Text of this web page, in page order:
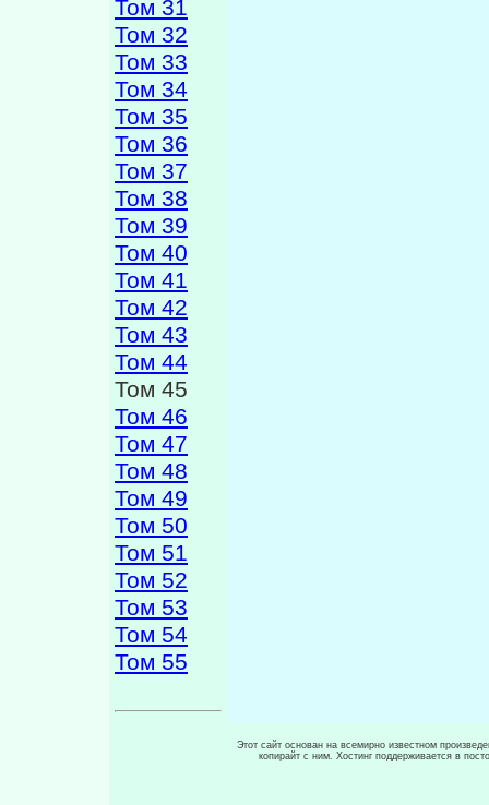
Том 31
Том 32
Том 33
Том 34
Том 35
Том 36
Том 37
Том 38
Том 39
Том 40
Том 41
Том 42
Том 43
Том 44
Том 45
Том 46
Том 47
Том 48
Том 49
Том 50
Том 51
Том 52
Том 53
Том 54
Том 55
Этот сайт основан на всемирно известном
копирайт с ним. Хостинг поддерживается в